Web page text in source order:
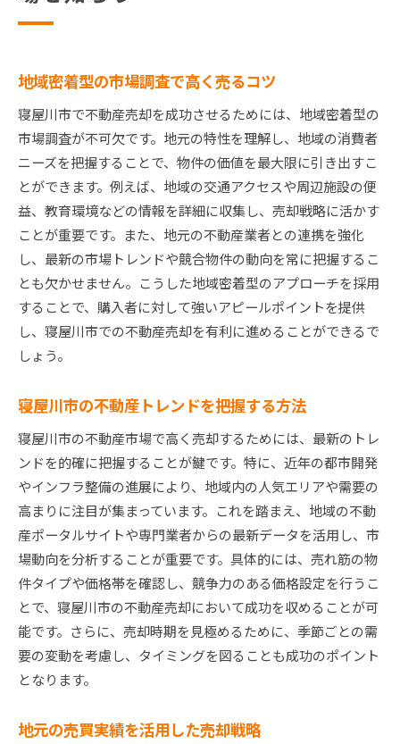
寝屋川市での交渉術を学ぼう
寝屋川市不動産売却で成功するための重要なポイン
信頼できるプロフェッショナルの選び方
インスペクションの重要性とその活用法
適切な時期に売却を見極める方法
法律・税金の基本知識を押さえる
売却に向けた準備と心構え
ターゲットバイヤーへのアプローチ方法
イス
寝屋川市の歴史と文化を活用した宣伝
地域イベントと連携したプロモーション
地元のネットワークを活用した売却法
環境や生活利便性を高めるための工夫
寝屋川市の未来予測を考慮した戦略
寝屋川市の不動産市場最新動向を活用して高く売ろ
う
マーケットレポートの活用法
最新の経済動向と不動産売却の関係
需要と供給バランスの分析
地域密着型の市場調査で高く売るコツ
寝屋川市で不動産売却を成功させるためには、地域密着型の
市場調査が不可欠です。地元の特性を理解し、地域の消費者
ニーズを把握することで、物件の価値を最大限に引き出すこ
とができます。例えば、地域の交通アクセスや周辺施設の便
益、教育環境などの情報を詳細に収集し、売却戦略に活かす
ことが重要です。また、地元の不動産業者との連携を強化
し、最新の市場トレンドや競合物件の動向を常に把握するこ
とも欠かせません。こうした地域密着型のアプローチを採用
することで、購入者に対して強いアピールポイントを提供
し、寝屋川市での不動産売却を有利に進めることができるで
しょう。
寝屋川市の不動産トレンドを把握する方法
寝屋川市の不動産市場で高く売却するためには、最新のトレ
ンドを的確に把握することが鍵です。特に、近年の都市開発
やインフラ整備の進展により、地域内の人気エリアや需要の
高まりに注目が集まっています。これを踏まえ、地域の不動
産ポータルサイトや専門業者からの最新データを活用し、市
場動向を分析することが重要です。具体的には、売れ筋の物
件タイプや価格帯を確認し、競争力のある価格設定を行うこ
とで、寝屋川市の不動産売却において成功を収めることが可
能です。さらに、売却時期を見極めるために、季節ごとの需
要の変動を考慮し、タイミングを図ることも成功のポイント
となります。
地元の売買実績を活用した売却戦略